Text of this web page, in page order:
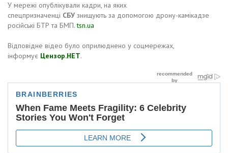
У мережі опублікували кадри, на яких
спецпризначенці СБУ знищують за допомогою дрону-камікадзе
російські БТР та БМП.tsn.ua
Відповідне відео було оприлюднено у соцмережах,
інформує Цензор.НЕТ.